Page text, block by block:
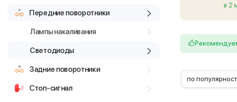
Передние поворотники
Лампы накаливания
Светодиоды
Задние поворотники
Стоп-сигнал
в 2
по